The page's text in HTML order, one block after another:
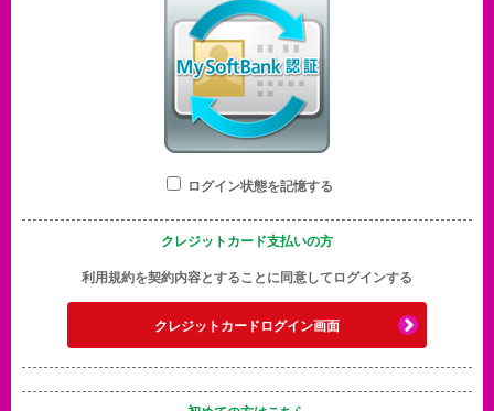
ログイン状態を記憶する
クレジットカード支払いの方
利用規約を契約内容とすることに同意してログインする
クレジットカードログイン画面